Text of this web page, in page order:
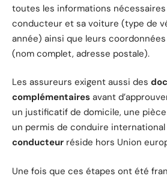
toutes les informations
conducteur et sa voiture (type de
année) ainsi que leurs
(nom complet, adresse postale).
Les assureurs exigent aussi des
complémentaires avant
un justificatif de domicile, une pièce
un permis de conduire international
conducteur réside hors Union
Une fois que ces étapes ont été